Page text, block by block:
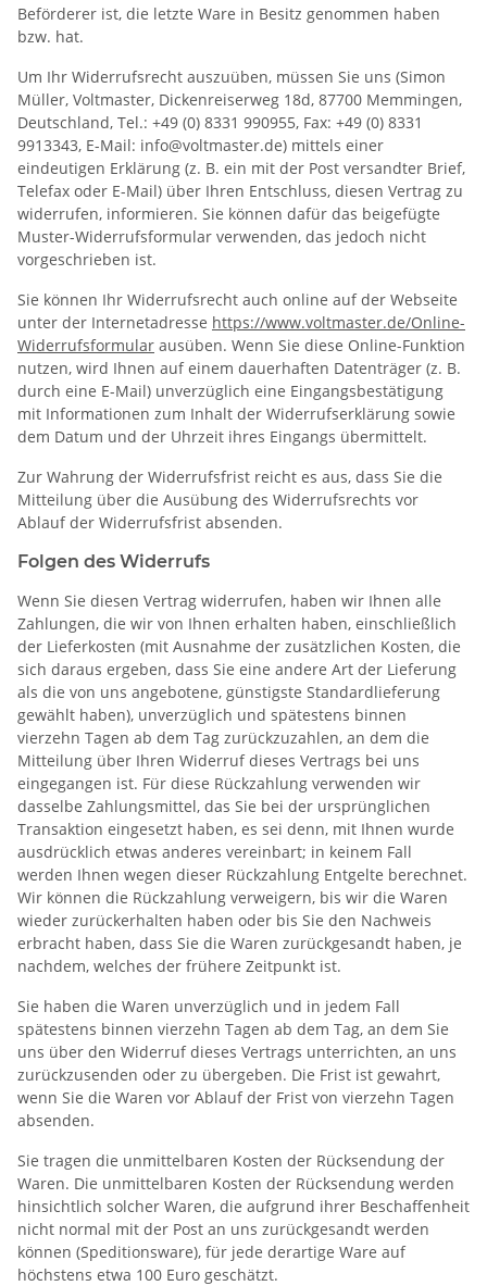
Beförderer ist, die letzte Ware in Besitz genommen haben
bzw. hat.
Um Ihr Widerrufsrecht auszuüben, müssen Sie uns (Simon
Müller, Voltmaster, Dickenreiserweg 18d, 87700 Memmingen,
Deutschland, Tel.: +49 (0) 8331 990955, Fax: +49 (0) 8331
9913343, E-Mail: info@voltmaster.de) mittels einer
eindeutigen Erklärung (z. B. ein mit der Post versandter Brief,
Telefax oder E-Mail) über Ihren Entschluss, diesen Vertrag zu
widerrufen, informieren. Sie können dafür das beigefügte
Muster-Widerrufsformular verwenden, das jedoch nicht
vorgeschrieben ist.
Sie können Ihr Widerrufsrecht auch online auf der Webseite
unter der Internetadresse https://www.voltmaster.de/Online-
Widerrufsformular ausüben. Wenn Sie diese Online-Funktion
nutzen, wird Ihnen auf einem dauerhaften Datenträger (z. B.
durch eine E-Mail) unverzüglich eine Eingangsbestätigung
mit Informationen zum Inhalt der Widerrufserklärung sowie
dem Datum und der Uhrzeit ihres Eingangs übermittelt.
Zur Wahrung der Widerrufsfrist reicht es aus, dass Sie die
Mitteilung über die Ausübung des Widerrufsrechts vor
Ablauf der Widerrufsfrist absenden.
Folgen des Widerrufs
Wenn Sie diesen Vertrag widerrufen, haben wir Ihnen alle
Zahlungen, die wir von Ihnen erhalten haben, einschließlich
der Lieferkosten (mit Ausnahme der zusätzlichen Kosten, die
sich daraus ergeben, dass Sie eine andere Art der Lieferung
als die von uns angebotene, günstigste Standardlieferung
gewählt haben), unverzüglich und spätestens binnen
vierzehn Tagen ab dem Tag zurückzuzahlen, an dem die
Mitteilung über Ihren Widerruf dieses Vertrags bei uns
eingegangen ist. Für diese Rückzahlung verwenden wir
dasselbe Zahlungsmittel, das Sie bei der ursprünglichen
Transaktion eingesetzt haben, es sei denn, mit Ihnen wurde
ausdrücklich etwas anderes vereinbart; in keinem Fall
werden Ihnen wegen dieser Rückzahlung Entgelte berechnet.
Wir können die Rückzahlung verweigern, bis wir die Waren
wieder zurückerhalten haben oder bis Sie den Nachweis
erbracht haben, dass Sie die Waren zurückgesandt haben, je
nachdem, welches der frühere Zeitpunkt ist.
Sie haben die Waren unverzüglich und in jedem Fall
spätestens binnen vierzehn Tagen ab dem Tag, an dem Sie
uns über den Widerruf dieses Vertrags unterrichten, an uns
zurückzusenden oder zu übergeben. Die Frist ist gewahrt,
wenn Sie die Waren vor Ablauf der Frist von vierzehn Tagen
absenden.
Sie tragen die unmittelbaren Kosten der Rücksendung der
Waren. Die unmittelbaren Kosten der Rücksendung werden
hinsichtlich solcher Waren, die aufgrund ihrer Beschaffenheit
nicht normal mit der Post an uns zurückgesandt werden
können (Speditionsware), für jede derartige Ware auf
höchstens etwa 100 Euro geschätzt.